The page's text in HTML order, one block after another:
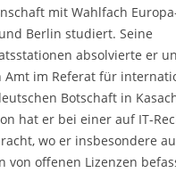
mit Wahlfach
Berlin studiert. Seine
absolvierte er
Amt im Referat für
Botschaft in
hat er bei einer auf IT-
wo er insbesondere
von offenen Lizenzen